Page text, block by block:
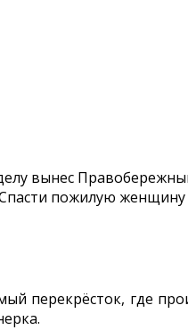
вынес
Спасти пожилую
перекрёсток, где